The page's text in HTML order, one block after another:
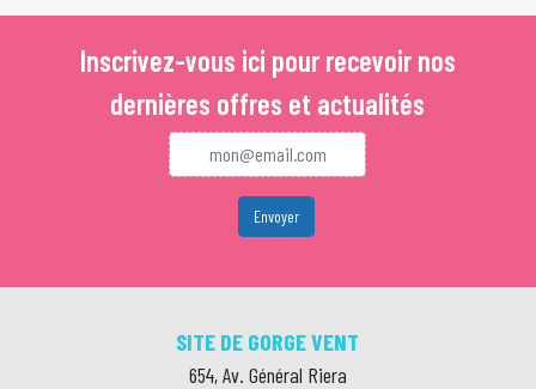
Inscrivez-vous ici pour recevoir nos
dernières offres et actualités
SITE DE GORGE VENT
654, Av. Général Riera